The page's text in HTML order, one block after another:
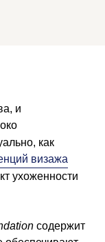
и
как
визажа
ухоженности
содержит